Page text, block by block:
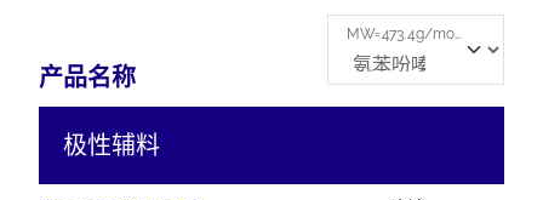
产品名称
MW=473.4g/mol LogP=7.66
极性辅料